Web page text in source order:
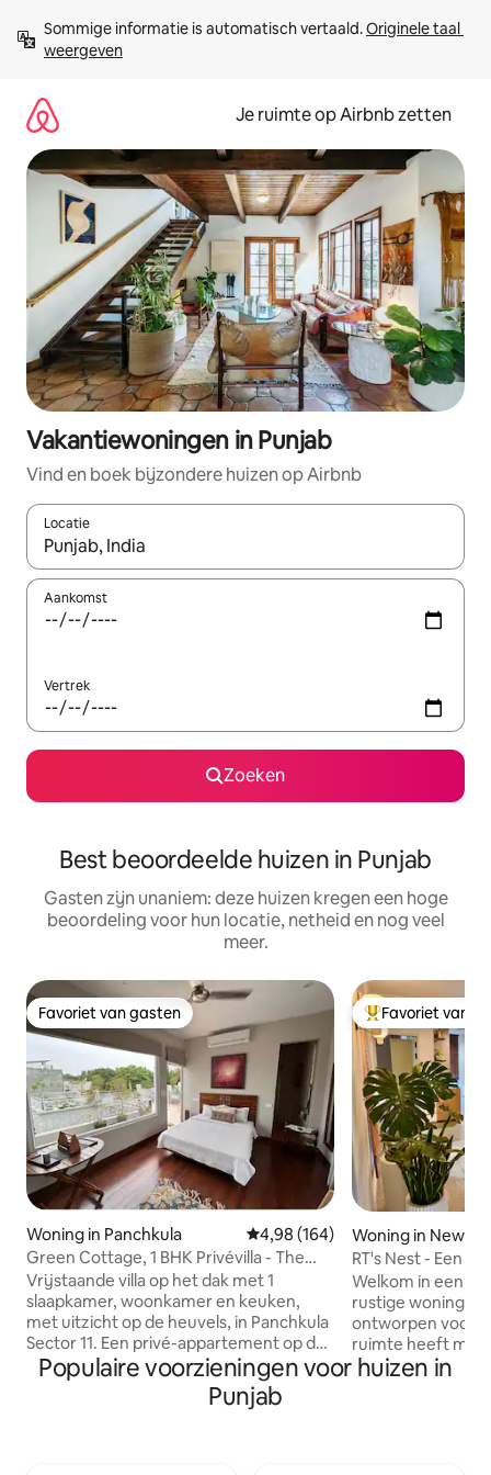
direct
naar
Sommige informatie is automatisch vertaald. Originele taal
weergeven
Je ruimte op Airbnb zetten
Vakantiewoningen in Punjab
Vind en boek bijzondere huizen op Airbnb
Locatie
Wanneer er suggesties beschikbaar zijn, maak je een keuze
Aankomst
Vertrek
Zoeken
Best beoordeelde huizen in Punjab
Gasten zijn unaniem: deze huizen kregen een hoge
beoordeling voor hun locatie, netheid en nog veel
meer.
Favoriet van gasten
Favoriet van gasten
Woning in Panchkula Gemiddelde beoordeling van
4,98 (164)
Green Cottage, 1 BHK Privévilla - The
Oriental
Vrijstaande villa op het dak met 1
slaapkamer, woonkamer en keuken,
met uitzicht op de heuvels, in Panchkula
Sector 11. Een privé-appartement op de
tweede verdieping met een eigen
aparte ingang: queensize bed, volledig
uitgeruste keuken, aangrenzende
Topfavoriet van
Favoriet van
Woning in New
RT's Nest - Een
met hart.
Welkom in een
rustige woning
ontworpen voor
ruimte heeft
met een
Populaire voorzieningen voor huizen in
Punjab